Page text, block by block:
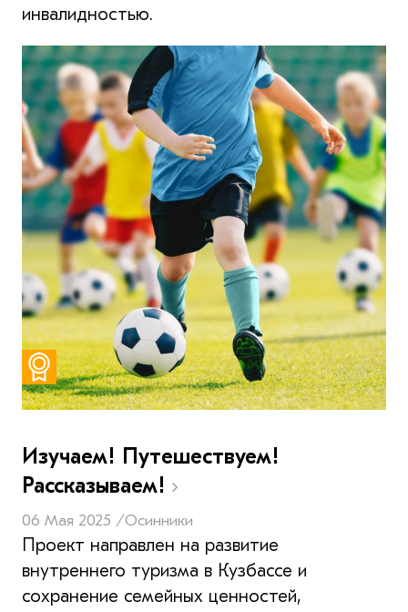
инвалидностью.
Изучаем! Путешествуем!
Рассказываем!
06 Мая 2025 /Осинники
Проект направлен на развитие
внутреннего туризма в Кузбассе и
сохранение семейных ценностей,